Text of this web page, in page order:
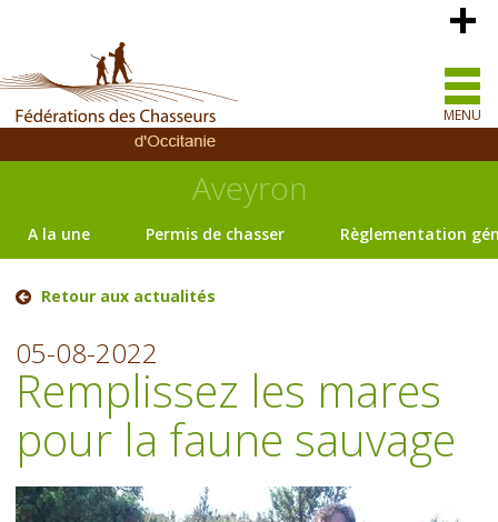
MENU
Aveyron
A la une Permis de chasser Règlementation
Retour aux actualités
05-08-2022
Remplissez les mares
pour la faune sauvage